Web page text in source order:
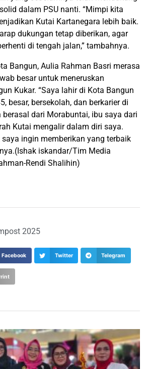
dalam PSU nanti. “Mimpi kita
Kutai Kartanegara lebih baik.
dukungan tetap diberikan, agar
di tengah jalan,” tambahnya.
Bangun, Aulia Rahman Basri merasa
besar untuk meneruskan
Kukar. “Saya lahir di Kota Bangun
besar, bersekolah, dan berkarier di
berasal dari Morabuntai, ibu saya dari
Kutai mengalir dalam diri saya.
ingin memberikan yang terbaik
iskandar/Tim Media
Rendi Shalihin)
2025
Facebook Twitter Telegram